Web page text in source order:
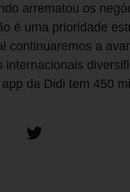
arrematou os
é uma prioridade
continuaremos a
internacionais
da Didi tem 450